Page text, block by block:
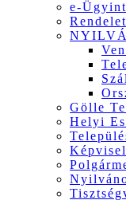
e-
Gölle
Helyi